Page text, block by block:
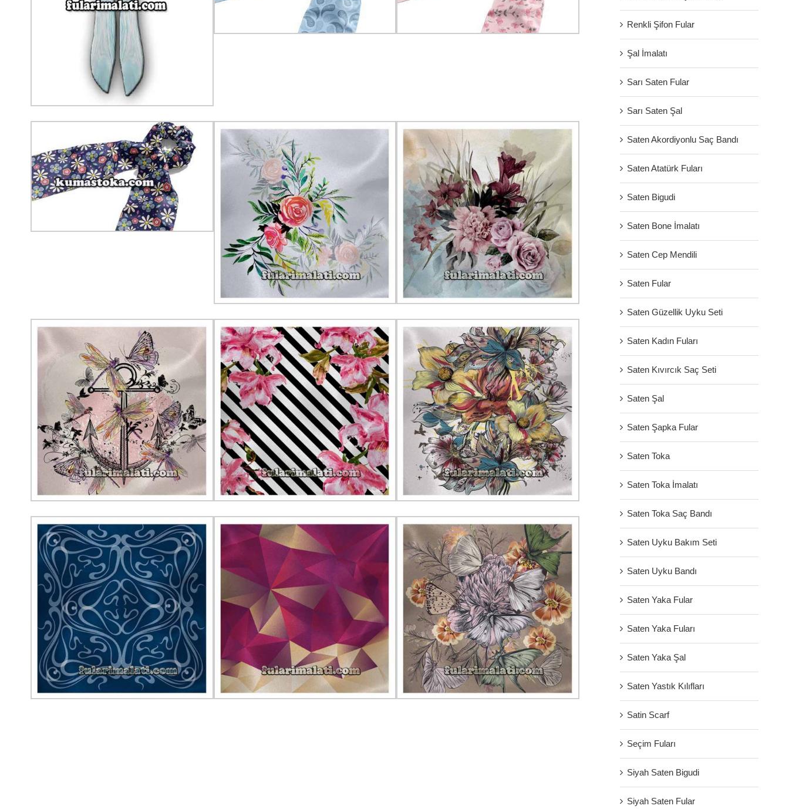
Renkli Şifon Fular
Şal İmalatı
Sarı Saten Fular
Sarı Saten Şal
Saten Akordiyonlu Saç Bandı
Saten Atatürk Fuları
Saten Bigudi
Saten Bone İmalatı
Saten Cep Mendili
Saten Fular
Saten Güzellik Uyku Seti
Saten Kadın Fuları
Saten Kıvırcık Saç Seti
Saten Şal
Saten Şapka Fular
Saten Toka
Saten Toka İmalatı
Saten Toka Saç Bandı
Saten Uyku Bakım Seti
Saten Uyku Bandı
Saten Yaka Fular
Saten Yaka Fuları
Saten Yaka Şal
Saten Yastık Kılıfları
Satin Scarf
Seçim Fuları
Siyah Saten Bigudi
Siyah Saten Fular